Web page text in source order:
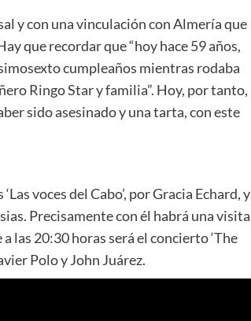
y con una vinculación con Almería que
que recordar que “hoy hace 59 años,
cumpleaños mientras rodaba
Ringo Star y familia”. Hoy, por tanto,
sido asesinado y una tarta, con este
voces del Cabo’, por Gracia Echard, y
Precisamente con él habrá una visita
las 20:30 horas será el concierto ‘The
Polo y John Juárez.